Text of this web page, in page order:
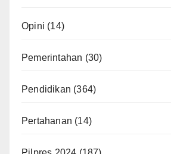
Opini (14)
Pemerintahan (30)
Pendidikan (364)
Pertahanan (14)